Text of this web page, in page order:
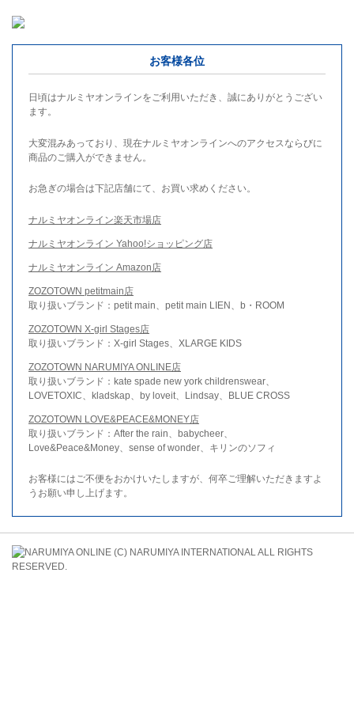
お客様各位
日頃はナルミヤオンラインをご利用いただき、誠にありがとうござい
ます。
大変混みあっており、現在ナルミヤオンラインへのアクセスならびに
商品のご購入ができません。
お急ぎの場合は下記店舗にて、お買い求めください。
ナルミヤオンライン楽天市場店
ナルミヤオンライン Yahoo!ショッピング店
ナルミヤオンライン Amazon店
ZOZOTOWN petitmain店
取り扱いブランド：petit main、petit main LIEN、b・ROOM
ZOZOTOWN X-girl Stages店
取り扱いブランド：X-girl Stages、XLARGE KIDS
ZOZOTOWN NARUMIYA ONLINE店
取り扱いブランド：kate spade new york childrenswear、
LOVETOXIC、kladskap、by loveit、Lindsay、BLUE CROSS
ZOZOTOWN LOVE&PEACE&MONEY店
取り扱いブランド：After the rain、babycheer、
Love&Peace&Money、sense of wonder、キリンのソフィ
お客様にはご不便をおかけいたしますが、何卒ご理解いただきますよ
うお願い申し上げます。